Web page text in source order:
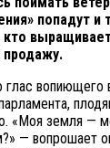
попадут и
кто
продажу.
вопиющего
«Моя земля —
— вопрошает